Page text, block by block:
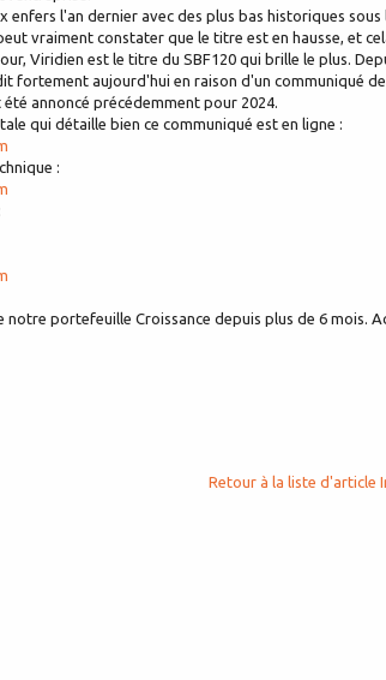
enfers l'an dernier avec des plus bas historiques
vraiment constater que le titre est en hausse, et
Viridien est le titre du SBF120 qui brille le plus.
fortement aujourd'hui en raison d'un communiqué
annoncé précédemment pour 2024.
qui détaille bien ce communiqué est en ligne :
:
notre portefeuille Croissance depuis plus de 6 mois.
Retour à la liste d'article